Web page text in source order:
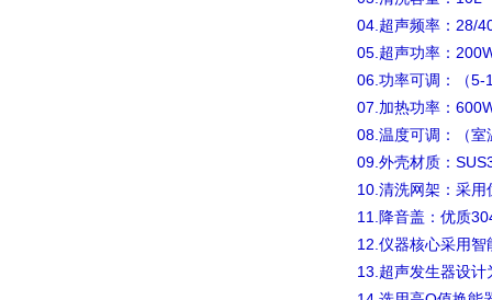
04. 超声频率： 28/
05. 超声功率：
06. 功率可调：（5-
07. 加热功率：
08. 温度可调：（室
09. 外壳材质：
10. 清洗网架：采用
11. 降音盖：优质
12. 仪器核心采用智
13. 超声发生器设计